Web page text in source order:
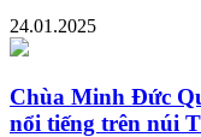
24.01.2025
Chùa Minh Đức
nổi tiếng trên núi